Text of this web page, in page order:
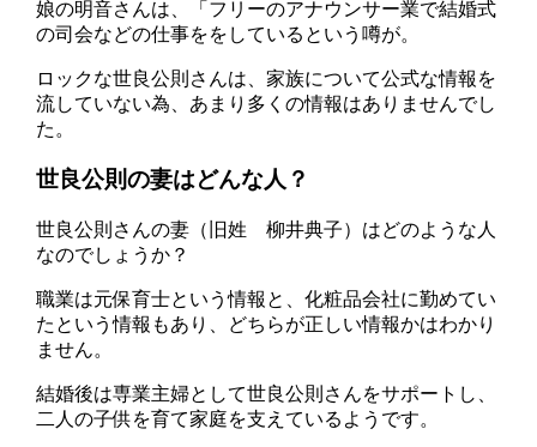
娘の明音さんは、「フリーのアナウンサー業で結婚式
の司会などの仕事ををしているという噂が。
ロックな世良公則さんは、家族について公式な情報を
流していない為、あまり多くの情報はありませんでし
た。
世良公則の妻はどんな人？
世良公則さんの妻（旧姓 柳井典子）はどのような人
なのでしょうか？
職業は元保育士という情報と、化粧品会社に勤めてい
たという情報もあり、どちらが正しい情報かはわかり
ません。
結婚後は専業主婦として世良公則さんをサポートし、
二人の子供を育て家庭を支えているようです。